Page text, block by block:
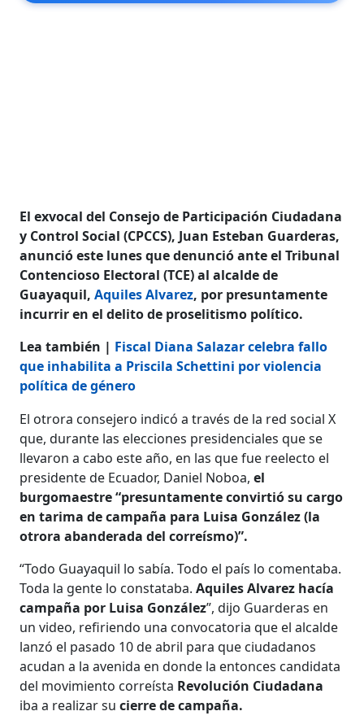
El exvocal del Consejo de Participación Ciudadana
y Control Social (CPCCS), Juan Esteban Guarderas,
anunció este lunes que denunció ante el Tribunal
Contencioso Electoral (TCE) al alcalde de
Guayaquil,Aquiles Alvarez, por presuntamente
incurrir en el delito de proselitismo político.
Lea también | Fiscal Diana Salazar celebra fallo
que inhabilita a Priscila Schettini por violencia
política de género
El otrora consejero indicó a través de la red social X
que, durante las elecciones presidenciales que se
llevaron a cabo este año, en las que fue reelecto el
presidente de Ecuador, Daniel Noboa,el
burgomaestre “presuntamente convirtió su cargo
en tarima de campaña para Luisa González (la
otrora abanderada del correísmo)”.
“Todo Guayaquil lo sabía. Todo el país lo comentaba.
Toda la gente lo constataba.Aquiles Alvarez hacía
campaña por Luisa González”, dijo Guarderas en
un video, refiriendo una convocatoria que el alcalde
lanzó el pasado 10 de abril para que ciudadanos
acudan a la avenida en donde la entonces candidata
del movimiento correísta Revolución Ciudadana
iba a realizar sucierre de campaña.